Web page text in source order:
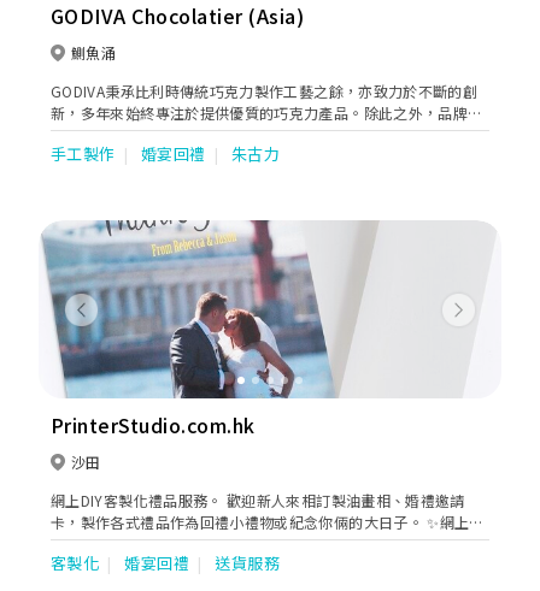
GODIVA Chocolatier (Asia)
鰂魚涌
GODIVA秉承比利時傳統巧克力製作工藝之餘，亦致力於不斷的創
新，多年來始終專注於提供優質的巧克力產品。除此之外，品牌亦
致力確保所有產品於研發、製造及運輸過程中均達致安全、高品質
及超乎顧客的期望。從著名的松露巧克力和模製巧克力、到充滿歐
克力體驗帶給全世界。
手工製作 婚宴回禮 朱古力
Previous Next
PrinterStudio.com.hk
沙田
網上DIY客製化禮品服務。 歡迎新人來相訂製油畫相、婚禮邀請
卡，製作各式禮品作為回禮小禮物或紀念你倆的大日子。 ✨網上
DIY來相定製及落單，方便快捷 ✨過百款產品選擇 ✨無最低訂量，
一件起印 ✨自設廠房，專業印刷服務 ✨可用政府消費券 ✨購物滿
客製化 婚宴回禮 送貨服務